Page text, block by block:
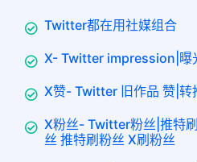
Twitter都在用社媒组合
X- Twitter impression|曝
X赞- Twitter 旧作品 赞|转
X粉丝- Twitter粉丝|推特
丝 推特刷粉丝 X刷粉丝